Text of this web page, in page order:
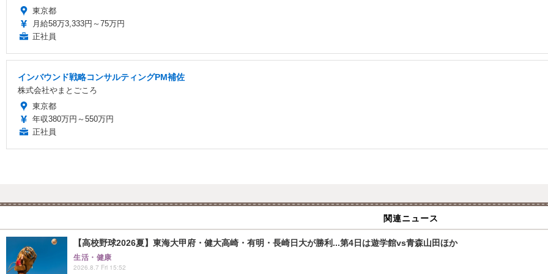
東京都
月給58万3,333円～75万円
正社員
インバウンド戦略コンサルティングPM補佐
株式会社やまとごころ
東京都
年収380万円～550万円
正社員
関連ニュース
【高校野球2026夏】東海大甲府・健大高崎・有明・長崎日大が勝利...第4日は遊学館vs青森山田ほか
生活・健康
2026.8.7 Fri 15:52